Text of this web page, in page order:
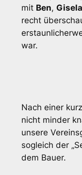
mit Ben, Gisela
recht
war.
Nach einer
nicht minder
unsere
sogleich der
dem Bauer.